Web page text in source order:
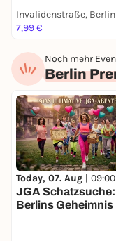
Invalidenstraße, Berlin
7,99 €
Noch mehr
Berlin
Today, 07. Aug | 09:00
JGA Schatzsuche:
Berlins Geheimnis